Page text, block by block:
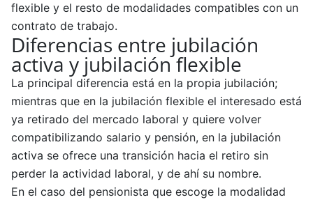
flexible y el resto de modalidades compatibles con un
contrato de trabajo.
Diferencias entre jubilación
activa y jubilación flexible
La principal diferencia está en la propia jubilación;
mientras que en la jubilación flexible el interesado está
ya retirado del mercado laboral y quiere volver
compatibilizando salario y pensión, en la jubilación
activa se ofrece una transición hacia el retiro sin
perder la actividad laboral, y de ahí su nombre.
En el caso del pensionista que escoge la modalidad